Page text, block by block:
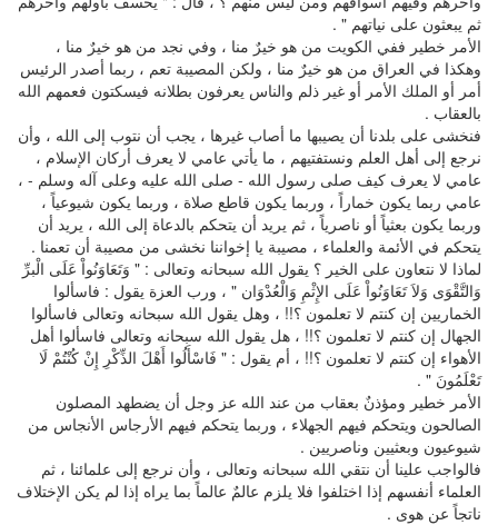
ثم يبعثون على نياتهم " .
الأمر خطير ففي الكويت من هو خيرٌ منا ، وفي نجد من هو خيرٌ منا ،
وهكذا في العراق من هو خيرٌ منا ، ولكن المصيبة تعم ، ربما أصدر الرئيس
أمر أو الملك الأمر أو غير ذلم والناس يعرفون بطلانه فيسكتون فعمهم الله
بالعقاب .
فنخشى على بلدنا أن يصيبها ما أصاب غيرها ، يجب أن نتوب إلى الله ، وأن
نرجع إلى أهل العلم ونستفتيهم ، ما يأتي عامي لا يعرف أركان الإسلام ،
عامي لا يعرف كيف صلى رسول الله - صلى الله عليه وعلى آله وسلم - ،
عامي ربما يكون خماراً ، وربما يكون قاطع صلاة ، وربما يكون شيوعياً ،
وربما يكون بعثياً أو ناصرياً ، ثم يريد أن يتحكم بالدعاة إلى الله ، يريد أن
يتحكم في الأئمة والعلماء ، مصيبة يا إخواننا نخشى من مصيبة أن تعمنا .
لماذا لا نتعاون على الخير ؟ يقول الله سبحانه وتعالى : " وَتَعَاوَنُواْ عَلَى الْبرِّ
وَالتَّقْوَى وَلاَ تَعَاوَنُواْ عَلَى الإِثْمِ وَالْعُدْوَان " ، ورب العزة يقول : فاسألوا
الخماريين إن كنتم لا تعلمون ؟!! ، وهل يقول الله سبحانه وتعالى فاسألوا
الجهال إن كنتم لا تعلمون ؟!! ، هل يقول الله سبحانه وتعالى فاسألوا أهل
الأهواء إن كنتم لا تعلمون ؟!! ، أم يقول : " فَاسْأَلُوا أَهْلَ الذِّكْرِ إِنْ كُنْتُمْ لَا
تَعْلَمُونَ " .
الأمر خطير ومؤذنٌ بعقاب من عند الله عز وجل أن يضطهد المصلون
الصالحون ويتحكم فيهم الجهلاء ، وربما يتحكم فيهم الأرجاس الأنجاس من
شيوعيون وبعثيين وناصريين .
فالواجب علينا أن نتقي الله سبحانه وتعالى ، وأن نرجع إلى علمائنا ، ثم
العلماء أنفسهم إذا اختلفوا فلا يلزم عالمٌ عالماً بما يراه إذا لم يكن الإختلاف
ناتجاً عن هوى .